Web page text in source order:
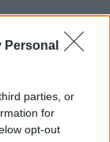
Personal
parties, or
for
opt-out
- Testata